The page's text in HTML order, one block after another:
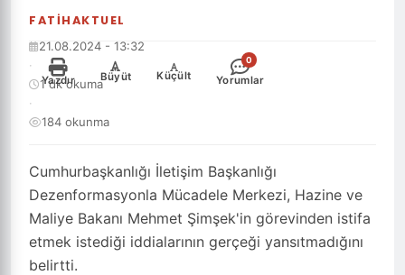
FATIHAKTUEL
Cumhurbaşkanlığı İletişim Başkanlığı
Dezenformasyonla Mücadele Merkezi, Hazine ve
Maliye Bakanı Mehmet Şimşek'in görevinden istifa
etmek istediği iddialarının gerçeği yansıtmadığını
belirtti.
21.08.2024 - 13:32
·
1 dk okuma
·
184 okunma
Yazdır
+
Büyüt
-
Küçült
0
Yorumlar